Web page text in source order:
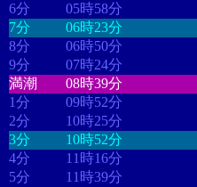
6分
05時58分
7分
06時23分
8分
06時50分
9分
07時24分
満潮
08時39分
1分
09時52分
2分
10時25分
3分
10時52分
4分
11時16分
5分
11時39分